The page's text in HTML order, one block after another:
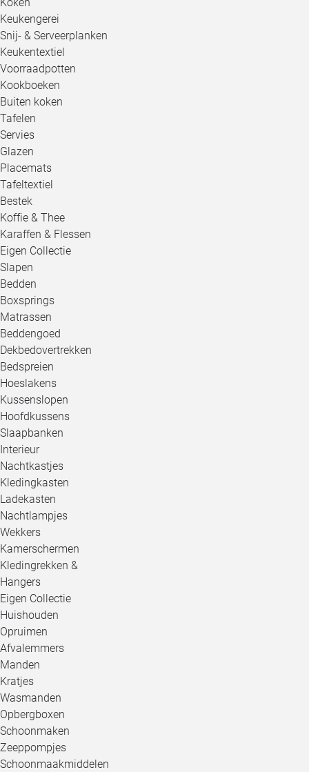
Keukengerei
Snij- & Serveerplanken
Keukentextiel
Voorraadpotten
Kookboeken
Buiten koken
Tafelen
Servies
Glazen
Placemats
Tafeltextiel
Bestek
Koffie & Thee
Karaffen & Flessen
Eigen Collectie
Slapen
Bedden
Boxsprings
Matrassen
Beddengoed
Dekbedovertrekken
Bedspreien
Hoeslakens
Kussenslopen
Hoofdkussens
Slaapbanken
Interieur
Nachtkastjes
Kledingkasten
Ladekasten
Nachtlampjes
Wekkers
Kamerschermen
Kledingrekken &
Hangers
Eigen Collectie
Huishouden
Opruimen
Afvalemmers
Manden
Kratjes
Wasmanden
Opbergboxen
Schoonmaken
Zeeppompjes
Schoonmaakmiddelen